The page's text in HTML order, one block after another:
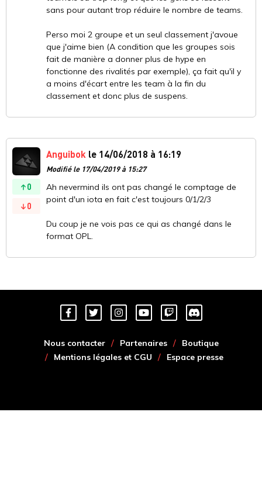
sans pour autant trop réduire le nombre de teams.
Perso moi 2 groupe et un seul classement j'avoue
que j'aime bien (A condition que les groupes sois
fait de manière a donner plus de hype en
fonctionne des rivalités par exemple), ça fait qu'il y
a moins d'écart entre les team à la fin du
classement et donc plus de suspens.
0
0
Anguibok le 14/06/2018 à 16:19
Modifié le 17/04/2019 à 15:27
Ah nevermind ils ont pas changé le comptage de
point d'un iota en fait c'est toujours 0/1/2/3
Du coup je ne vois pas ce qui as changé dans le
format OPL.
Nous contacter Partenaires
Boutique
Mentions légales et CGU
Espace presse